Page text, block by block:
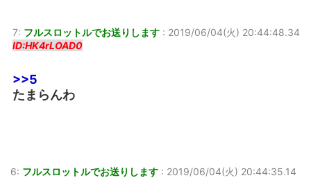
7: フルスロットルでお送りします : 2019/06/04(火) 20:44:48.34
ID:HK4rLOAD0
>>5
たまらんわ
6: フルスロットルでお送りします : 2019/06/04(火) 20:44:35.14